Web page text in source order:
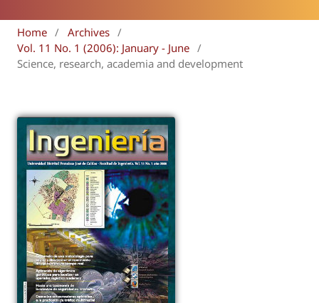
Home / Archives /
Vol. 11 No. 1 (2006): January - June /
Science, research, academia and development